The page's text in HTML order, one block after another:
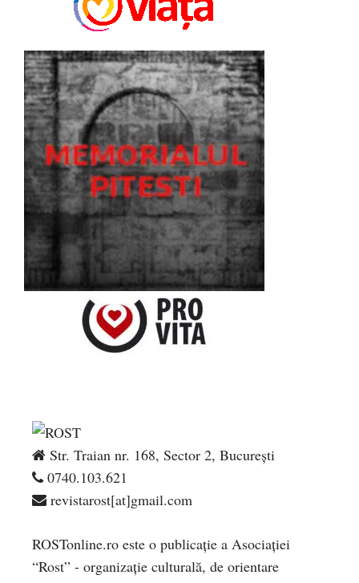
Str. Traian nr. 168, Sector 2, București
0740.103.621
revistarost[at]gmail.com
ROSTonline.ro este o publicaţie a Asociaţiei
“Rost” - organizaţie culturală, de orientare